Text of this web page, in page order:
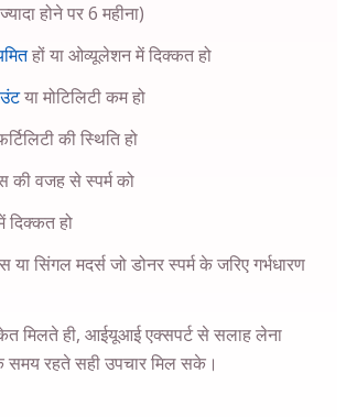
होने पर 6 महीना)
हों या ओव्यूलेशन में दिक्कत हो
या मोटिलिटी कम हो
की स्थिति हो
की वजह से स्पर्म को
हो
सिंगल मदर्स जो डोनर स्पर्म के जरिए गर्भधारण
मिलते ही, आईयूआई एक्सपर्ट से सलाह लेना
समय रहते सही उपचार मिल सके।